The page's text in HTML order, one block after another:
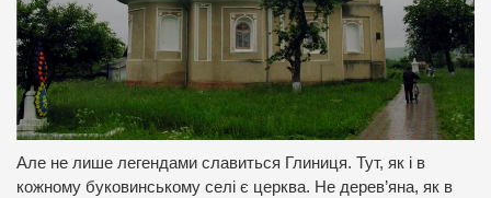
Але не лише легендами славиться Глиниця. Тут, як і в
кожному буковинському селі є церква. Не дерев’яна, як в